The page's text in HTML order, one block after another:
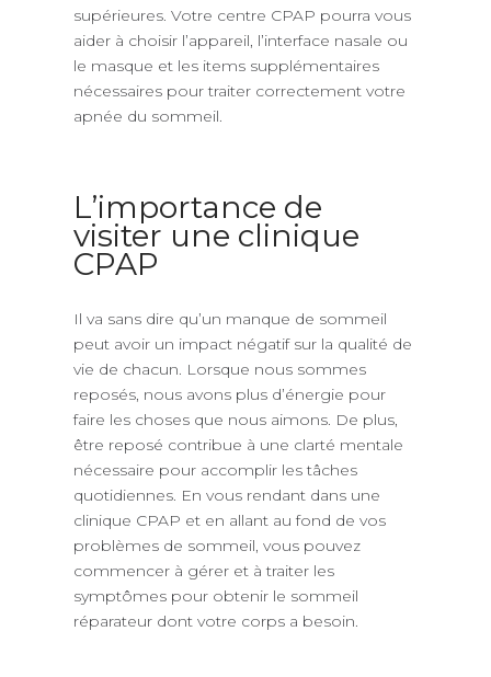
supérieures. Votre centre CPAP pourra vous
aider à choisir l’appareil, l’interface nasale ou
le masque et les items supplémentaires
nécessaires pour traiter correctement votre
apnée du sommeil.
L’importance de
visiter une clinique
CPAP
Il va sans dire qu’un manque de sommeil
peut avoir un impact négatif sur la qualité de
vie de chacun. Lorsque nous sommes
reposés, nous avons plus d’énergie pour
faire les choses que nous aimons. De plus,
être reposé contribue à une clarté mentale
nécessaire pour accomplir les tâches
quotidiennes. En vous rendant dans une
clinique CPAP et en allant au fond de vos
problèmes de sommeil, vous pouvez
commencer à gérer et à traiter les
symptômes pour obtenir le sommeil
réparateur dont votre corps a besoin.